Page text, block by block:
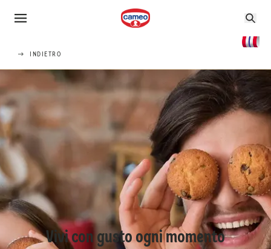
INDIETRO
Vivi con gusto ogni momento